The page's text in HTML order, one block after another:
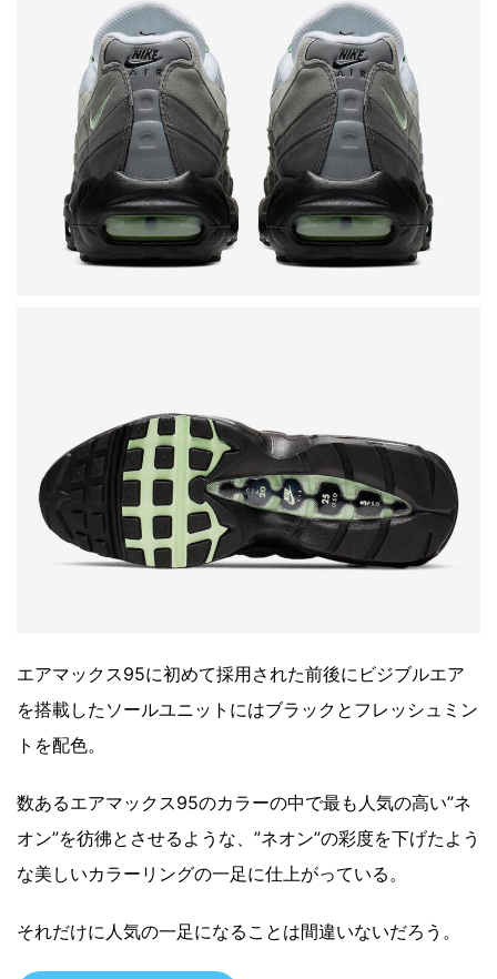
エアマックス95に初めて採用された前後にビジブルエア
を搭載したソールユニットにはブラックとフレッシュミン
トを配色。
数あるエアマックス95のカラーの中で最も人気の高い”ネ
オン”を彷彿とさせるような、”ネオン”の彩度を下げたよう
な美しいカラーリングの一足に仕上がっている。
それだけに人気の一足になることは間違いないだろう。